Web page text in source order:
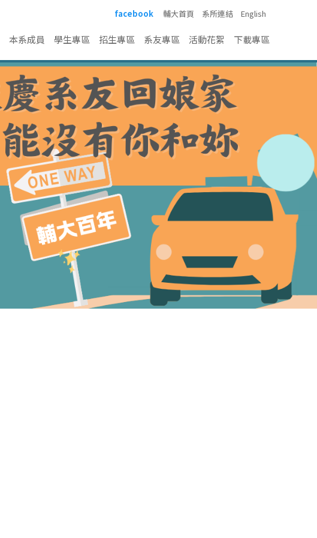
facebook 輔大首頁 系所連結 English
本系成員 學生專區 招生專區 系友專區 活動花絮 下載專區